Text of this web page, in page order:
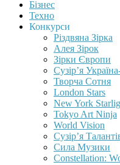
Бізнес
Техно
Конкурси
Різдвяна Зірка
Алея Зірок
Зірки Європи
Сузір’я
Творча Сотня
London Stars
New York
Tokyo Art Ninja
World Vision
Сузір’я
Сила Музики
Constellation: